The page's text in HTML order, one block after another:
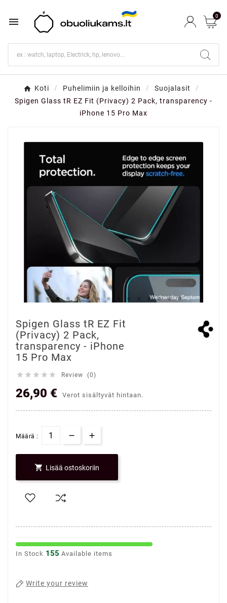
 0
Koti Puhelimiin ja kelloihin
Suojalasit
Spigen Glass tR EZ Fit (Privacy) 2 Pack, transparency -
iPhone 15 Pro Max
Spigen Glass tR EZ Fit
(Privacy) 2 Pack,
transparency - iPhone
15 Pro Max
     Review (0)
26,90 € Verot sisältyvät hintaan.
Määrä :
 Lisää ostoskoriin
In Stock 155 Available items
Write your review